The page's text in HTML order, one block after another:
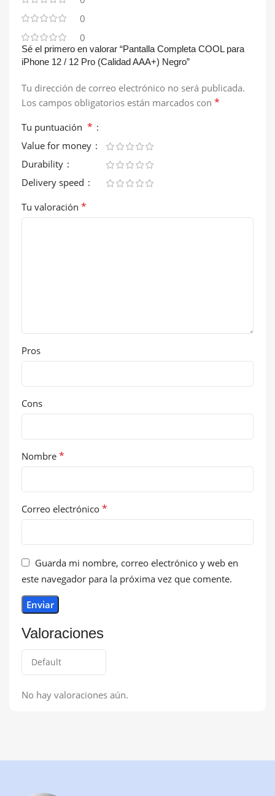
0
0
Valoraciones
No hay valoraciones aún.
Sé el primero en valorar “Pantalla Completa COOL para
iPhone 12 / 12 Pro (Calidad AAA+) Negro”
Tu dirección de correo electrónico no será publicada.
Los campos obligatorios están marcados con *
Tu puntuación *
Value for money
Durability
Delivery speed
Tu valoración *
Pros
Cons
Nombre *
Correo electrónico *
Guarda mi nombre, correo electrónico y web en
este navegador para la próxima vez que comente.